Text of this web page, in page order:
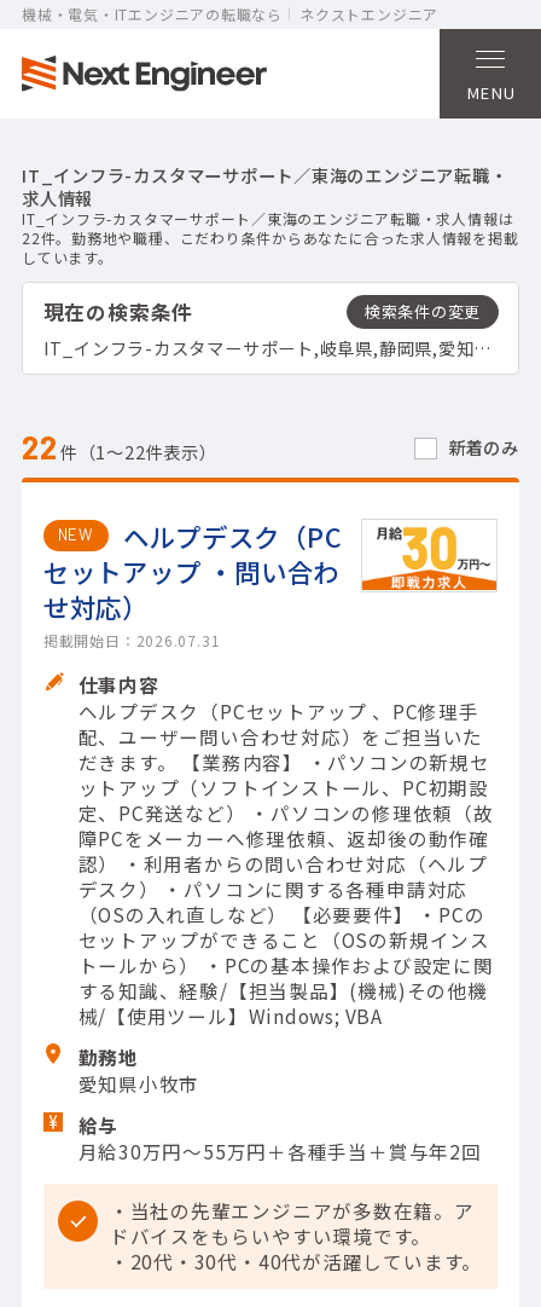
機械・電気・ITエンジニアの転職なら ネクストエンジニア
MENU
IT_インフラ-カスタマーサポート／東海のエンジニア転職・
求人情報
IT_インフラ-カスタマーサポート／東海のエンジニア転職・求人情報は
22件。勤務地や職種、こだわり条件からあなたに合った求人情報を掲載
しています。
現在の検索条件
IT_インフラ-カスタマーサポート,岐阜県,静岡県,愛知県,三重県
22件（1〜22件表示） 新着のみ
NEW
ヘルプデスク（PC
セットアップ ・問い合わ
せ対応）
掲載開始日：2026.07.31
仕事内容
ヘルプデスク（PCセットアップ 、PC修理手
配、ユーザー問い合わせ対応）をご担当いた
だきます。 【業務内容】 ・パソコンの新規セ
ットアップ（ソフトインストール、PC初期設
定、PC発送など） ・パソコンの修理依頼（故
障PCをメーカーへ修理依頼、返却後の動作確
認） ・利用者からの問い合わせ対応（ヘルプ
デスク） ・パソコンに関する各種申請対応
（OSの入れ直しなど） 【必要要件】 ・PCの
セットアップができること（OSの新規インス
トールから） ・PCの基本操作および設定に関
する知識、経験/【担当製品】(機械)その他機
械/【使用ツール】Windows; VBA
勤務地
愛知県小牧市
給与
月給30万円～55万円＋各種手当＋賞与年2回
・当社の先輩エンジニアが多数在籍。ア
ドバイスをもらいやすい環境です。
・20代・30代・40代が活躍しています。